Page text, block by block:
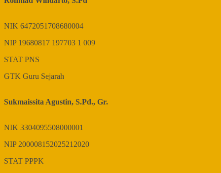
NIK 6472051708680004
NIP 19680817 197703 1 009
STAT PNS
GTK Guru Sejarah
Sukmaissita Agustin, S.Pd., Gr.
NIK 3304095508000001
NIP200008152025212020
STAT PPPK